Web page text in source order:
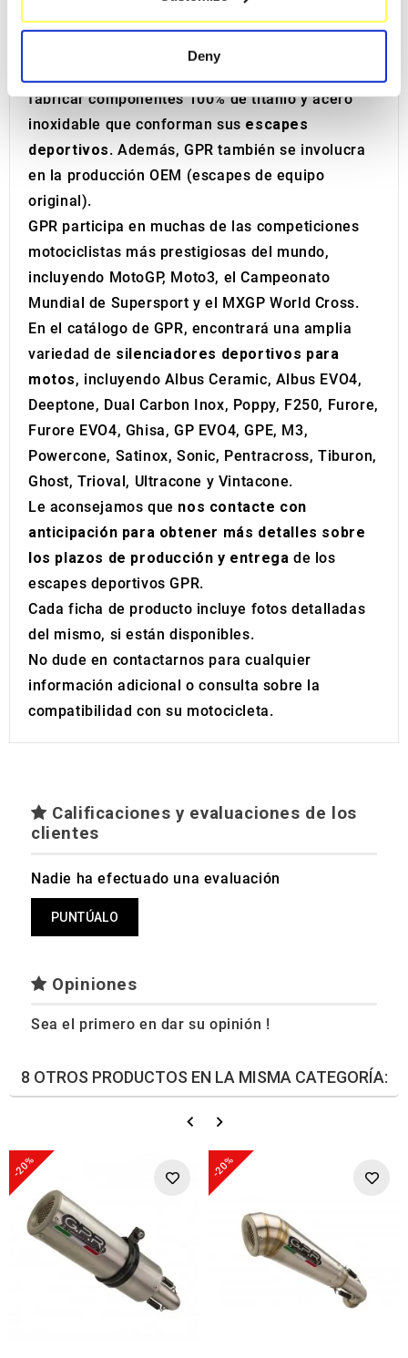
specific characteristics (fingerprinting)
and set your preferences in the
We use cookies to personalise content and ads, to
provide social media features and to analyse our traffic.
We also share information about your use of our site with
our social media, advertising and analytics partners who
may combine it with other information that you’ve
provided to them or that they’ve collected from your use
of their services.
Deny
gracias a las inversiones significativas desde los
años 2000, ha logrado optimizar su proceso de
fabricar componentes 100% de titanio y acero
inoxidable que conforman sus escapes
deportivos. Además, GPR también se involucra
en la producción OEM (escapes de equipo
original).
GPR participa en muchas de las competiciones
motociclistas más prestigiosas del mundo,
incluyendo MotoGP, Moto3, el Campeonato
Mundial de Supersport y el MXGP World Cross.
En el catálogo de GPR, encontrará una amplia
variedad de silenciadores deportivos para
motos, incluyendo Albus Ceramic, Albus EVO4,
Deeptone, Dual Carbon Inox, Poppy, F250, Furore,
Furore EVO4, Ghisa, GP EVO4, GPE, M3,
Powercone, Satinox, Sonic, Pentracross, Tiburon,
Ghost, Trioval, Ultracone y Vintacone.
Le aconsejamos que nos contacte con
anticipación para obtener más detalles sobre
los plazos de producción y entrega de los
escapes deportivos GPR.
Cada ficha de producto incluye fotos detalladas
del mismo, si están disponibles.
No dude en contactarnos para cualquier
información adicional o consulta sobre la
compatibilidad con su motocicleta.
Calificaciones y evaluaciones de los
clientes
Nadie ha efectuado una evaluación
PUNTÚALO
Opiniones
Sea el primero en dar su opinión !
8 OTROS PRODUCTOS EN LA MISMA CATEGORÍA:
-20% -20%